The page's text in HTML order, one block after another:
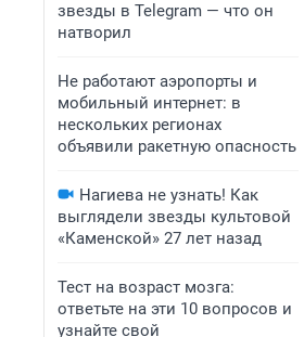
звезды в Telegram — что он
натворил
Не работают аэропорты и
мобильный интернет: в
нескольких регионах
объявили ракетную опасность
Нагиева не узнать! Как
выглядели звезды культовой
«Каменской» 27 лет назад
Тест на возраст мозга:
ответьте на эти 10 вопросов и
узнайте свой